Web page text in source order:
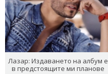
Лазар: Издаването на албум е
в предстоящите ми планове